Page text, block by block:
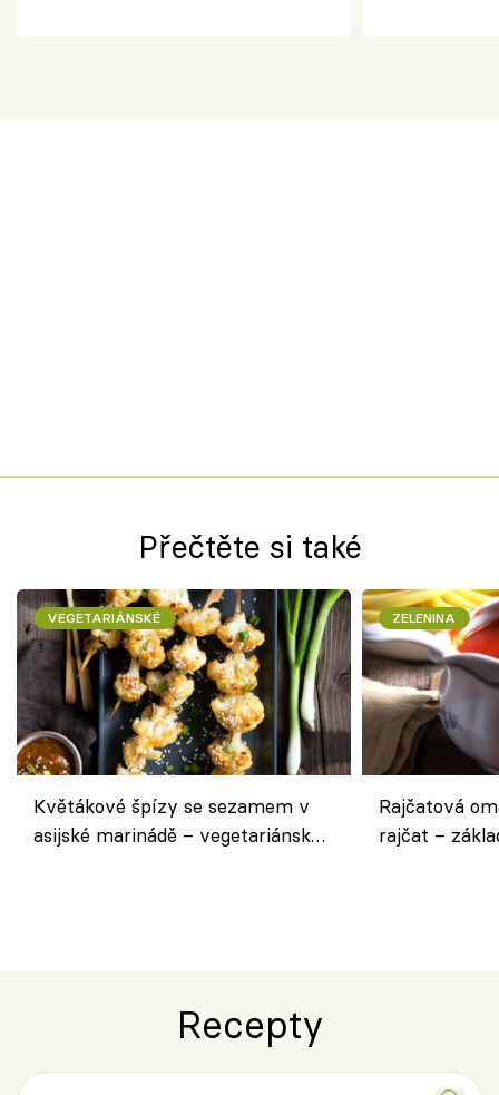
Přečtěte si také
VEGETARIÁNSKÉ
Květákové špízy se sezamem v
asijské marinádě – vegetariánská
ZELENINA
Rajčatová
rajčat –
Recepty